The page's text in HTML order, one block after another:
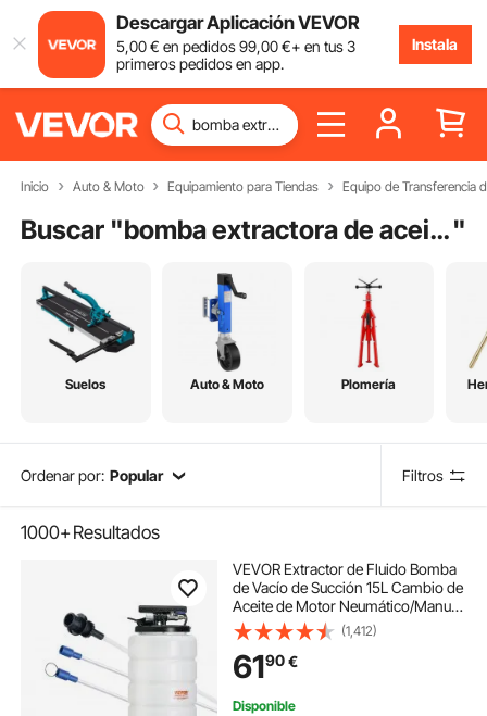
Descargar Aplicación VEVOR
5,00€ en pedidos99,00€+ en tus 3
primeros pedidos en app.
Instala
Inicio Auto & Moto Equipamiento para Tiendas Equipo de Transferencia
Buscar " bomba extractora de aceite manual"
Suelos Auto & Moto Plomería
Ordenar por: Popular Filtros
1000+Resultados
VEVOR Extractor de Fluido Bomba
de Vacío de Succión 15L Cambio de
Aceite de Motor Neumático/Manual
con Manómetro Manguera de
Succión Cambio de Aceite para
Evacuación de Fluidos
Automotrices Bajo Vacío
(1,412)
6190€
Disponible